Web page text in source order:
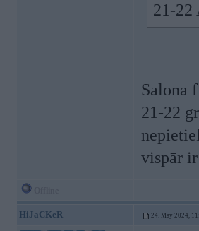
21-22
Salona
21-22
vispār
HiJaCKeR 24. May 2024,